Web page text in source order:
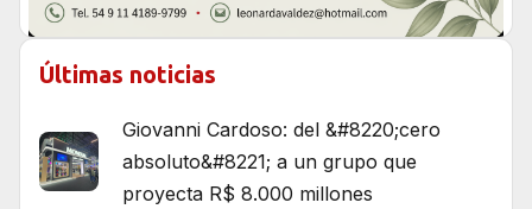
Últimas noticias
Giovanni Cardoso: del &#8220;cero
absoluto&#8221; a un grupo que
proyecta R$ 8.000 millones